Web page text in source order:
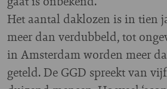
Het aantal daklozen is in tien
meer dan verdubbeld, tot
in Amsterdam worden meer
geteld. De GGD spreekt van